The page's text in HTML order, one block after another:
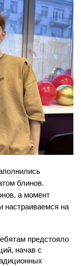
блинов.
а момент
настраиваемся на
предстояло
начав с